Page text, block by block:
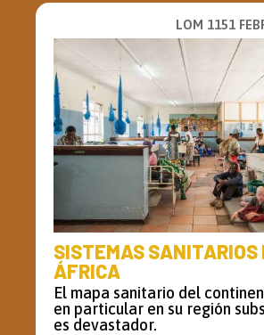
LOM 1151
SISTEMAS SANITARIOS
ÁFRICA
El mapa sanitario del
en particular en su región
es devastador.